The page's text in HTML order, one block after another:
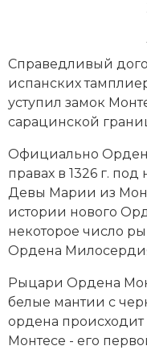
Генеалогия,
Государство и
Европа
Империи
Историческая
История
История
История,
Итория
Латинская
Справедливый
испанских
уступил замок
сарацинской
Официально Орден
правах в 1326 г.
Девы Марии из
истории нового
некоторое число
Ордена
Рыцари Ордена
белые мантии с
ордена происходит
Монтесе - его